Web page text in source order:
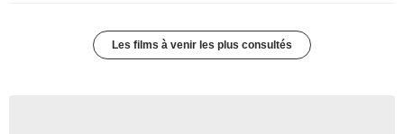
Les films à venir les plus consultés